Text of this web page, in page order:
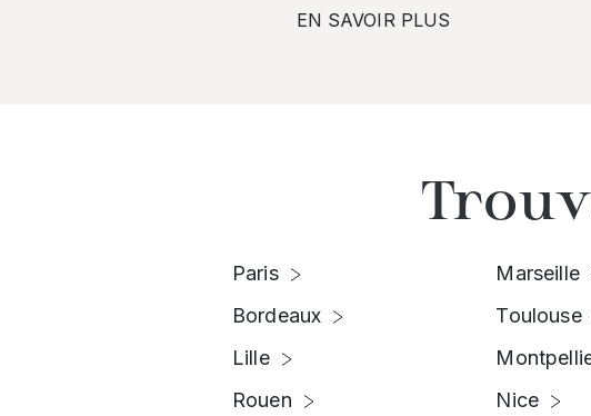
EN SAVOIR PLUS
Paris
Bordeaux
Lille
Rouen
Marseille
Toulouse
Nice